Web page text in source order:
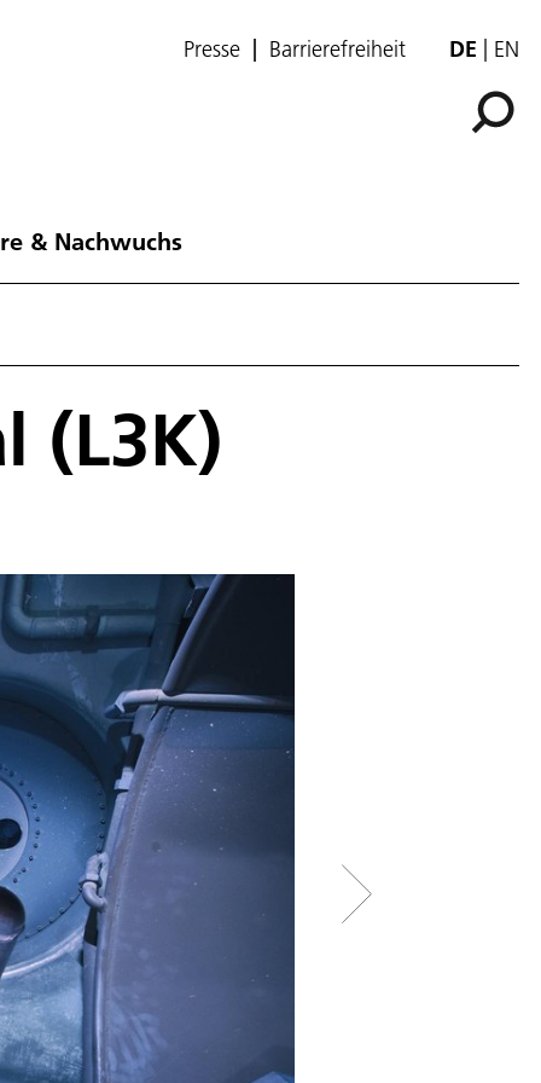
Presse Barrierefreiheit DE EN
& Nachwuchs
(L3K)